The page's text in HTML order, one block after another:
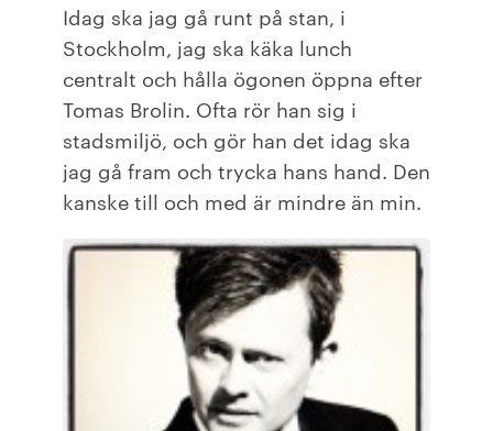
Idag ska jag gå runt på stan, i
Stockholm, jag ska käka lunch
centralt och hålla ögonen öppna efter
Tomas Brolin. Ofta rör han sig i
stadsmiljö, och gör han det idag ska
jag gå fram och trycka hans hand. Den
kanske till och med är mindre än min.